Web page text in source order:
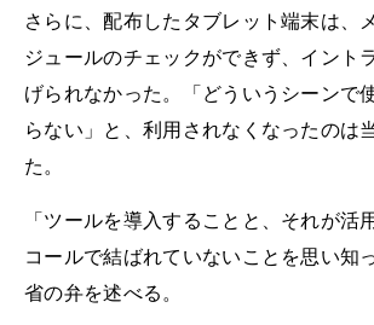
さらに、配布したタブレット端末は、
ジュールのチェックができず、イント
げられなかった。「どういうシーンで
らない」と、利用されなくなったのは
た。
「ツールを導入することと、それが活
コールで結ばれていないことを思い知
省の弁を述べる。